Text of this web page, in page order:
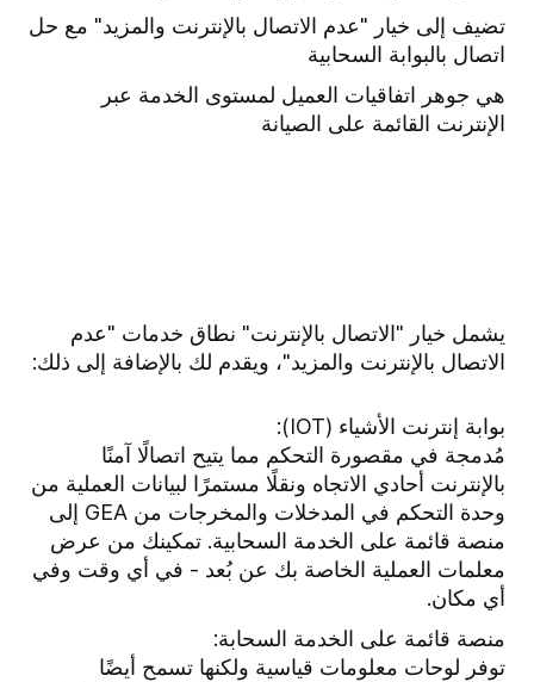
تضيف إلى خيار "عدم الاتصال بالإنترنت والمزيد" مع حل
اتصال بالبوابة السحابية
هي جوهر اتفاقيات العميل لمستوى الخدمة عبر
الإنترنت القائمة على الصيانة
يشمل خيار "الاتصال بالإنترنت" نطاق خدمات "عدم
الاتصال بالإنترنت والمزيد"، ويقدم لك بالإضافة إلى ذلك:
بوابة إنترنت الأشياء (IOT):
مُدمجة في مقصورة التحكم مما يتيح اتصالًا آمنًا
بالإنترنت أحادي الاتجاه ونقلًا مستمرًا لبيانات العملية من
وحدة التحكم في المدخلات والمخرجات من GEA إلى
منصة قائمة على الخدمة السحابية. تمكينك من عرض
معلمات العملية الخاصة بك عن بُعد - في أي وقت وفي
أي مكان.
منصة قائمة على الخدمة السحابة:
توفر لوحات معلومات قياسية ولكنها تسمح أيضًا